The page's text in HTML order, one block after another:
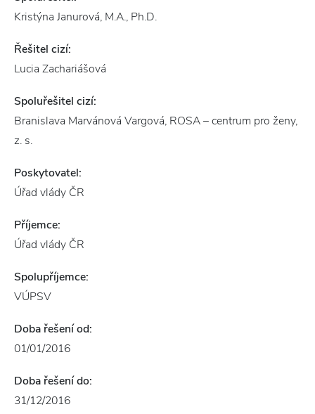
Kristýna Janurová, M.A., Ph.D.
Řešitel cizí:
Lucia Zachariášová
Spoluřešitel cizí:
Branislava Marvánová Vargová, ROSA – centrum pro ženy,
z. s.
Poskytovatel:
Úřad vlády ČR
Příjemce:
Úřad vlády ČR
Spolupříjemce:
VÚPSV
Doba řešení od:
01/01/2016
Doba řešení do:
31/12/2016